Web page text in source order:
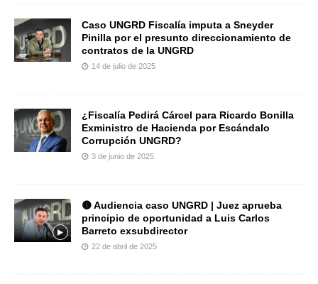
Caso UNGRD Fiscalía imputa a Sneyder
Pinilla por el presunto direccionamiento de
contratos de la UNGRD
14 de julio de 2025
¿Fiscalía Pedirá Cárcel para Ricardo Bonilla
Exministro de Hacienda por Escándalo
Corrupción UNGRD?
3 de junio de 2025
🟡 Audiencia caso UNGRD | Juez aprueba
principio de oportunidad a Luis Carlos
Barreto exsubdirector
22 de abril de 2025